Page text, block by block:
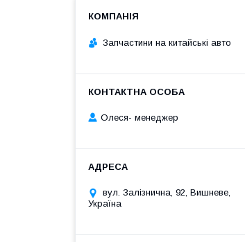
Запчастини на китайські авто
Олеся- менеджер
вул. Залізнична, 92, Вишневе,
Україна